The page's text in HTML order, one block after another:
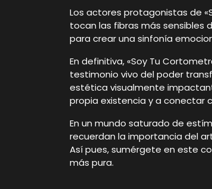
Los actores protagonistas de
tocan las fibras más sensibles
para crear una sinfonía
En definitiva, «Soy Tu
testimonio vivo del poder
estética visualmente
propia existencia y a conectar
En un mundo saturado de
recuerdan la importancia del
Así pues, sumérgete en este
más pura.